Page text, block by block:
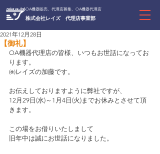
OA機器販売、代理店募集、OA機器代理店
株式会社レイズ 代理店事業部
【御礼】
2021年12月28日
OA機器代理店の皆様、いつもお世話になってお
ります。
㈱レイズの加藤です。
お伝えしておりますように弊社ですが、
12月29日(水)～1月4日(火)までお休みとさせて頂
きます。
この場をお借りいたしまして
旧年中は誠にお世話になりました。